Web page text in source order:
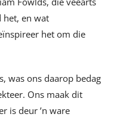
het, en wat
het om die
was ons daarop bedag
Ons maak dit
is deur ’n ware